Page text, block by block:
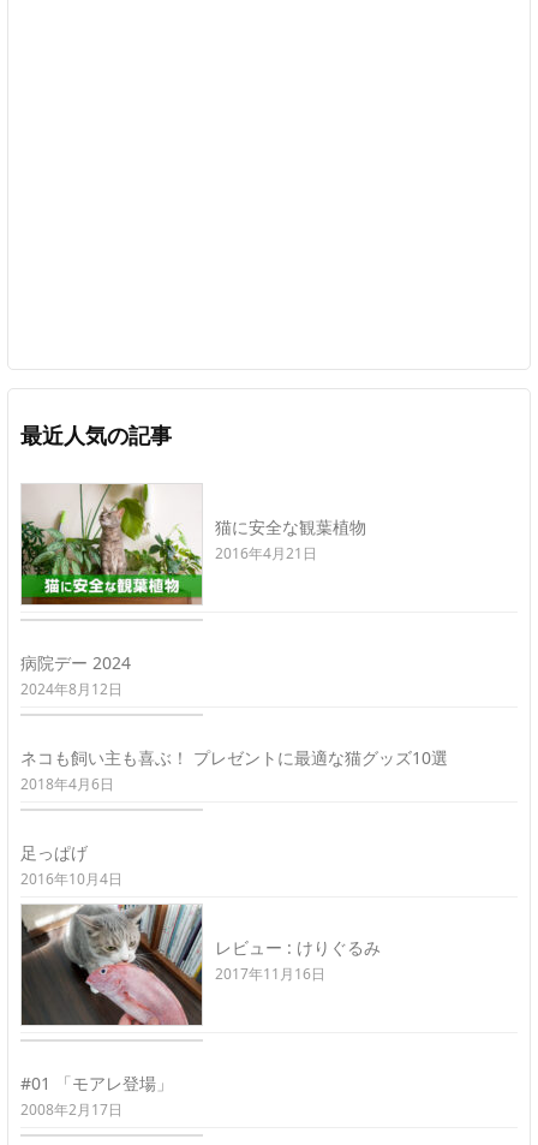
最近人気の記事
猫に安全な観葉植物
2016年4月21日
病院デー 2024
2024年8月12日
ネコも飼い主も喜ぶ！ プレゼントに最適な猫グッズ10選
2018年4月6日
足っぱげ
2016年10月4日
レビュー : けりぐるみ
2017年11月16日
#01 「モアレ登場」
2008年2月17日